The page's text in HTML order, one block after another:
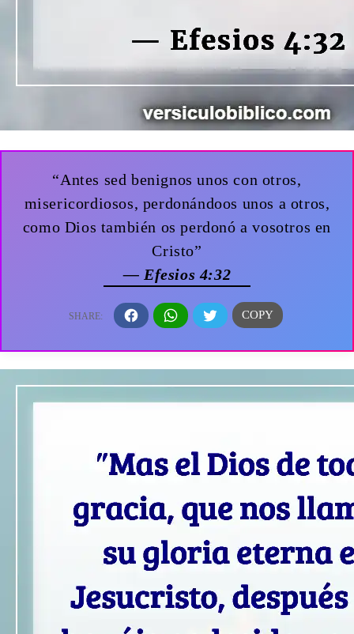
“Antes sed benignos unos con otros,
misericordiosos, perdonándoos unos a otros,
como Dios también os perdonó a vosotros en
Cristo”
— Efesios 4:32